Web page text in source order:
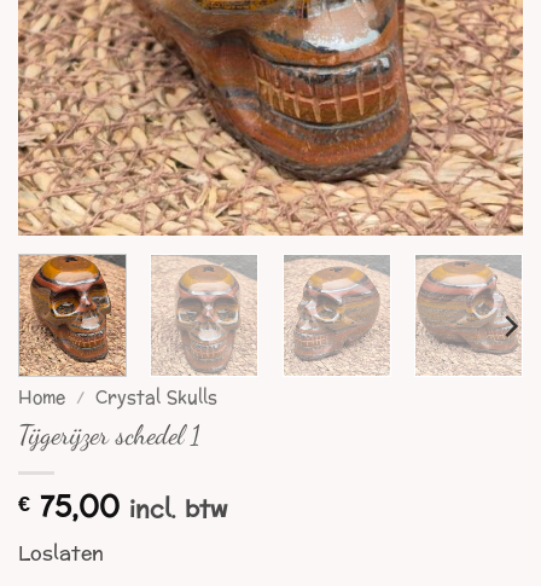
Home / Crystal Skulls
Tijgerijzer schedel 1
€ 75,00 incl. btw
Loslaten